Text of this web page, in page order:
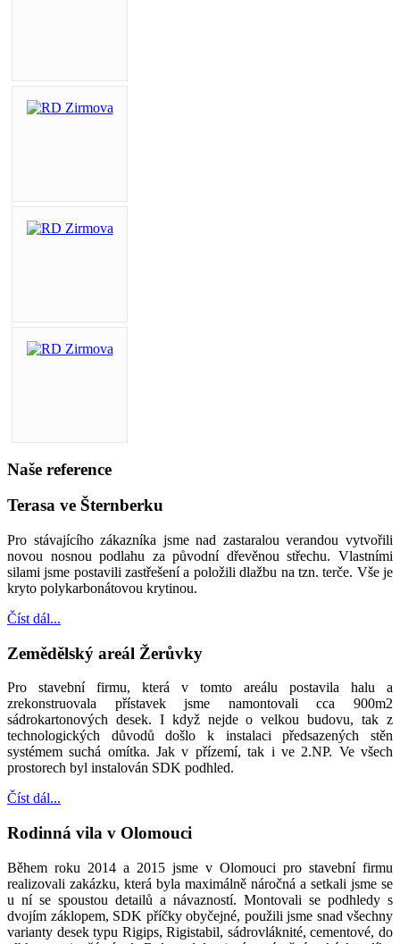
Naše reference
Terasa ve Šternberku
Pro stávajícího zákazníka jsme nad zastaralou verandou vytvořili
novou nosnou podlahu za původní dřevěnou střechu. Vlastními
silami jsme postavili zastřešení a položili dlažbu na tzn. terče. Vše je
kryto polykarbonátovou krytinou.
Číst dál...
Zemědělský areál Žerůvky
Pro stavební firmu, která v tomto areálu postavila halu a
zrekonstruovala přístavek jsme namontovali cca 900m2
sádrokartonových desek. I když nejde o velkou budovu, tak z
technologických důvodů došlo k instalaci předsazených stěn
systémem suchá omítka. Jak v přízemí, tak i ve 2.NP. Ve všech
prostorech byl instalován SDK podhled.
Číst dál...
Rodinná vila v Olomouci
Během roku 2014 a 2015 jsme v Olomouci pro stavební firmu
realizovali zakázku, která byla maximálně náročná a setkali jsme se
u ní se spoustou detailů a návazností. Montovali se podhledy s
dvojím záklopem, SDK příčky obyčejné, použili jsme snad všechny
varianty desek typu Rigips, Rigistabil, sádrovláknité, cementové, do